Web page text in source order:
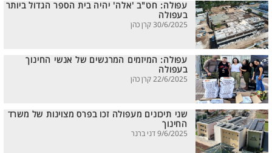
עפולה: חט"ב 'אלה' יהיה בית הספר הגדול ביותר
בעפולה
30/6/2025 קרן כהן
עפולה: המיזמים המרגשים של אנשי החינוך
בעפולה
22/6/2025 קרן כהן
שני תיכונים מעפולה זכו בפרס מצוינות של משרד
החינוך
9/6/2025 דני ברנר